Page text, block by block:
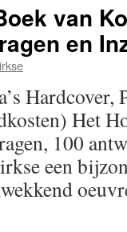
van
en
Hardcover,
Het
100
een